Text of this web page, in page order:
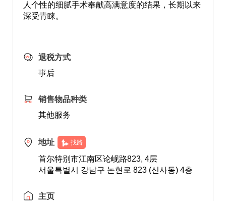
人个性的细腻手术奉献高满意度的结果，长期以来
深受青睐。
退税方式
事后
销售物品种类
其他服务
地址 找路
首尔特别市江南区论岘路823, 4层
서울특별시 강남구 논현로 823 (신사동) 4층
主页